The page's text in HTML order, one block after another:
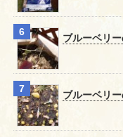
ブルーベリ
ブルーベリ